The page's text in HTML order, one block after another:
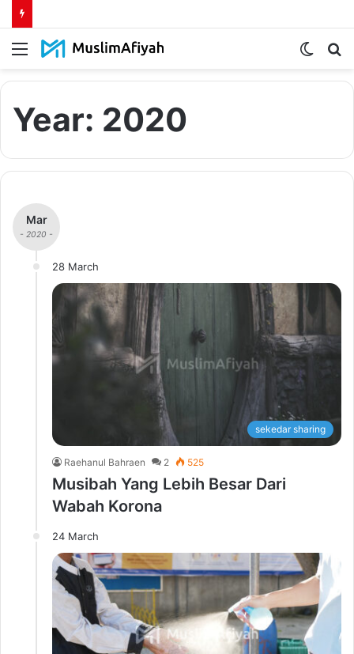
Menu
Switch
Year: 2020
Mar
- 2020 -
28 March
sekedar sharing
Raehanul Bahraen 2 525
Musibah Yang Lebih Besar Dari
Wabah Korona
24 March